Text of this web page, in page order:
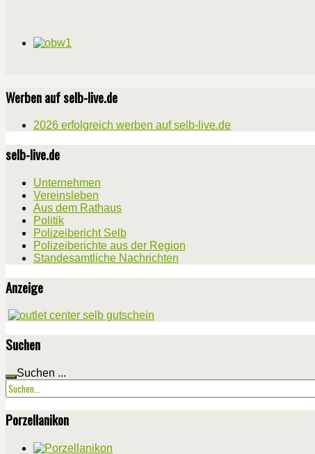
Werben auf selb-live.de
2026 erfolgreich werben auf selb-live.de
selb-live.de
Unternehmen
Vereinsleben
Aus dem Rathaus
Politik
Polizeibericht Selb
Polizeiberichte aus der Region
Standesamtliche Nachrichten
Anzeige
Suchen
Suchen ...
Porzellanikon